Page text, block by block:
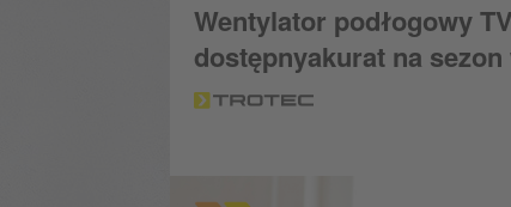
Wentylator podłogowy
dostępnyakurat na